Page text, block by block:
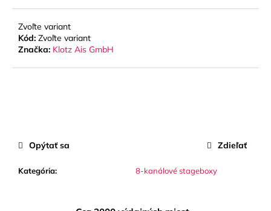
Zvoľte variant
Kód: Zvoľte variant
Značka: Klotz Ais GmbH
Kategória: 8-kanálové stageboxy
Opýtať sa Zdieľať
p
o
ú
FREQ